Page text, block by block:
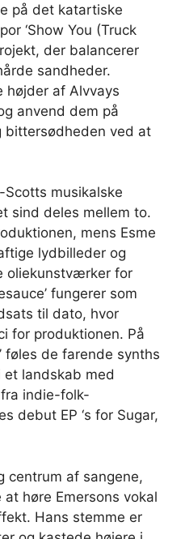
på det katartiske
‘Show You (Truck
der balancerer
sandheder.
højder af Alvvays
anvend dem på
bittersødheden ved at
Scotts musikalske
sind deles mellem to.
mens Esme
lydbilleder og
oliekunstværker for
fungerer som
til dato, hvor
for produktionen. På
føles de farende synths
landskab med
indie-folk-
debut EP ‘s for Sugar,
centrum af sangene,
høre Emersons vokal
Hans stemme er